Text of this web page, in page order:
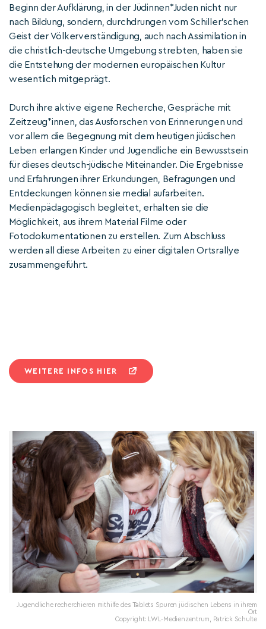
Beginn der Aufklärung, in der Jüdinnen*Juden nicht nur
nach Bildung, sondern, durchdrungen vom Schiller’schen
Geist der Völkerverständigung, auch nach Assimilation in
die christlich-deutsche Umgebung strebten, haben sie
die Entstehung der modernen europäischen Kultur
wesentlich mitgeprägt.
Durch ihre aktive eigene Recherche, Gespräche mit
Zeitzeug*innen, das Ausforschen von Erinnerungen und
vor allem die Begegnung mit dem heutigen jüdischen
Leben erlangen Kinder und Jugendliche ein Bewusstsein
für dieses deutsch-jüdische Miteinander. Die Ergebnisse
und Erfahrungen ihrer Erkundungen, Befragungen und
Entdeckungen können sie medial aufarbeiten.
Medienpädagogisch begleitet, erhalten sie die
Möglichkeit, aus ihrem Material Filme oder
Fotodokumentationen zu erstellen. Zum Abschluss
werden all diese Arbeiten zu einer digitalen Ortsrallye
zusammengeführt.
WEITERE INFOS HIER
Jugendliche recherchieren mithilfe des Tablets Spuren jüdischen Lebens in ihrem
Ort
Copyright: LWL-Medienzentrum, Patrick Schulte